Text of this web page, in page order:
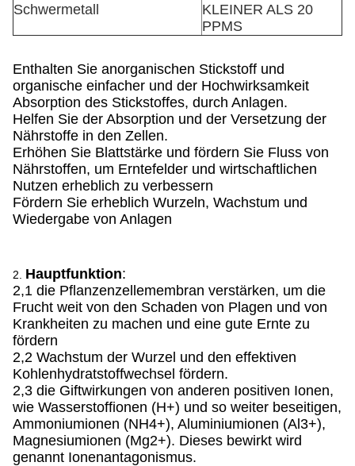
Schwermetall
KLEINER ALS 20
PPMS
Enthalten Sie anorganischen Stickstoff und
organische einfacher und der Hochwirksamkeit
Absorption des Stickstoffes, durch Anlagen.
Helfen Sie der Absorption und der Versetzung der
Nährstoffe in den Zellen.
Erhöhen Sie Blattstärke und fördern Sie Fluss von
Nährstoffen, um Erntefelder und wirtschaftlichen
Nutzen erheblich zu verbessern
Fördern Sie erheblich Wurzeln, Wachstum und
Wiedergabe von Anlagen
2. Hauptfunktion:
2,1 die Pflanzenzellemembran verstärken, um die
Frucht weit von den Schaden von Plagen und von
Krankheiten zu machen und eine gute Ernte zu
fördern
2,2 Wachstum der Wurzel und den effektiven
Kohlenhydratstoffwechsel fördern.
2,3 die Giftwirkungen von anderen positiven Ionen,
wie Wasserstoffionen (H+) und so weiter beseitigen,
Ammoniumionen (NH4+), Aluminiumionen (Al3+),
Magnesiumionen (Mg2+). Dieses bewirkt wird
genannt Ionenantagonismus.